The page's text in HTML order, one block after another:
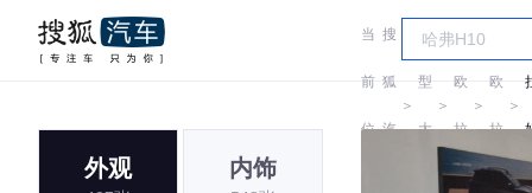
当
前
位
搜
狐
汽
＞
车
型
大
＞
欧
拉
＞
欧
拉
＞
外观 内饰